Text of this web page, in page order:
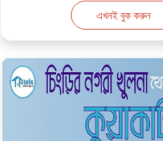
এখনই বুক করুন